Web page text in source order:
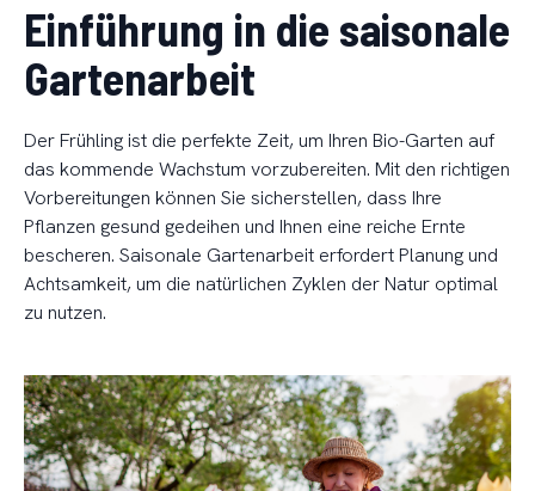
Einführung in die saisonale
Gartenarbeit
Der Frühling ist die perfekte Zeit, um Ihren Bio-Garten auf
das kommende Wachstum vorzubereiten. Mit den richtigen
Vorbereitungen können Sie sicherstellen, dass Ihre
Pflanzen gesund gedeihen und Ihnen eine reiche Ernte
bescheren. Saisonale Gartenarbeit erfordert Planung und
Achtsamkeit, um die natürlichen Zyklen der Natur optimal
zu nutzen.